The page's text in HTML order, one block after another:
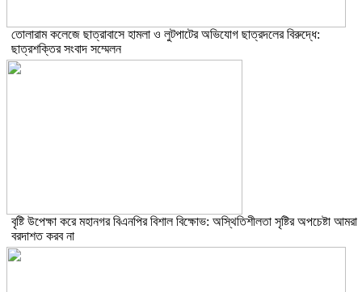
তোলারাম কলেজে ছাত্রাবাসে হামলা ও লুটপাটের অভিযোগ ছাত্রদলের বিরুদ্ধে:
ছাত্রশক্তির সংবাদ সম্মেলন
বৃষ্টি উপেক্ষা করে মহানগর বিএনপির বিশাল বিক্ষোভ: অস্থিতিশীলতা সৃষ্টির অপচেষ্টা আমরা
বরদাশত করব না